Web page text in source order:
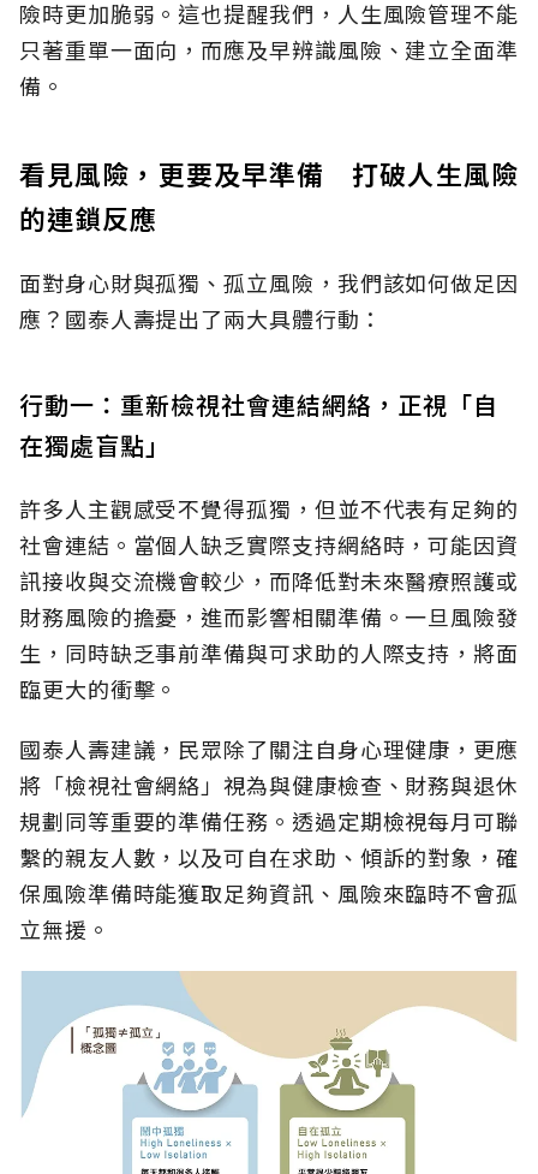
險時更加脆弱。這也提醒我們，人生風險管理不能
只著重單一面向，而應及早辨識風險、建立全面準
備。
看見風險，更要及早準備 打破人生風險
的連鎖反應
面對身心財與孤獨、孤立風險，我們該如何做足因
應？國泰人壽提出了兩大具體行動：
行動一：重新檢視社會連結網絡，正視「自
在獨處盲點」
許多人主觀感受不覺得孤獨，但並不代表有足夠的
社會連結。當個人缺乏實際支持網絡時，可能因資
訊接收與交流機會較少，而降低對未來醫療照護或
財務風險的擔憂，進而影響相關準備。一旦風險發
生，同時缺乏事前準備與可求助的人際支持，將面
臨更大的衝擊。
國泰人壽建議，民眾除了關注自身心理健康，更應
將「檢視社會網絡」視為與健康檢查、財務與退休
規劃同等重要的準備任務。透過定期檢視每月可聯
繫的親友人數，以及可自在求助、傾訴的對象，確
保風險準備時能獲取足夠資訊、風險來臨時不會孤
立無援。